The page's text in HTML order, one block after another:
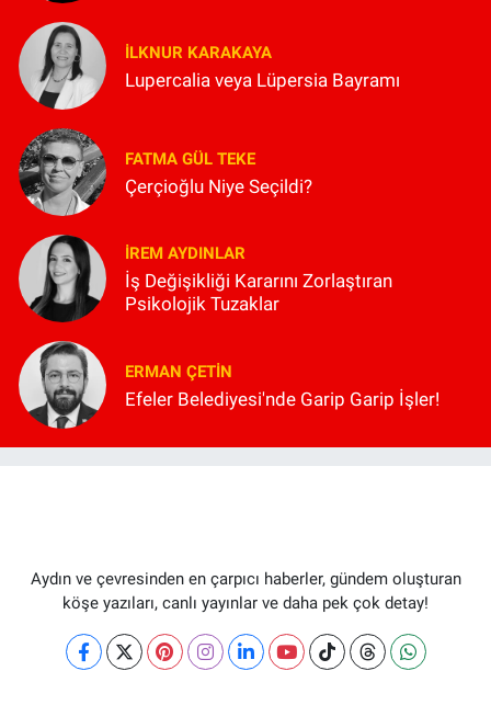
İLKNUR KARAKAYA
Lupercalia veya Lüpersia Bayramı
FATMA GÜL TEKE
Çerçioğlu Niye Seçildi?
İREM AYDINLAR
İş Değişikliği Kararını Zorlaştıran
Psikolojik Tuzaklar
ERMAN ÇETIN
Efeler Belediyesi'nde Garip Garip İşler!
Aydın ve çevresinden en çarpıcı haberler, gündem oluşturan
köşe yazıları, canlı yayınlar ve daha pek çok detay!